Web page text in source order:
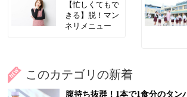
【忙しくてもで
きる】脱！マン
ネリメニュー
このカテゴリの新着
腹持ち抜群！1本で1食分のタン